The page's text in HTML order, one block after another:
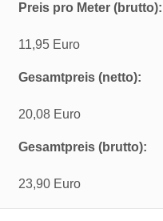
Preis pro Meter (brutto):
11,95 Euro
Gesamtpreis (netto):
20,08 Euro
Gesamtpreis (brutto):
23,90 Euro